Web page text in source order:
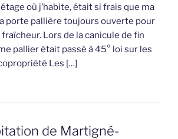
où j’habite, était si frais que ma
porte pallière toujours ouverte pour
Lors de la canicule de fin
pallier était passé à 45° loi sur les
Les […]
de Martigné-